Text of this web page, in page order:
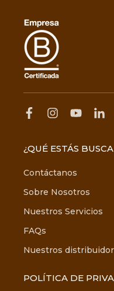
¿QUÉ ESTÁS
Contáctanos
Sobre Nosotros
Nuestros Servicios
FAQs
Nuestros
POLÍTICA DE